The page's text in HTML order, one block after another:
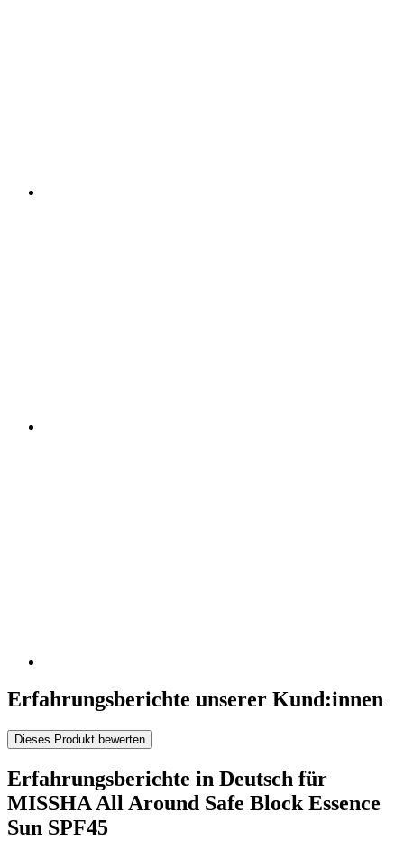
Erfahrungsberichte unserer Kund:innen
Dieses Produkt bewerten
Erfahrungsberichte in Deutsch für
MISSHA All Around Safe Block Essence
Sun SPF45